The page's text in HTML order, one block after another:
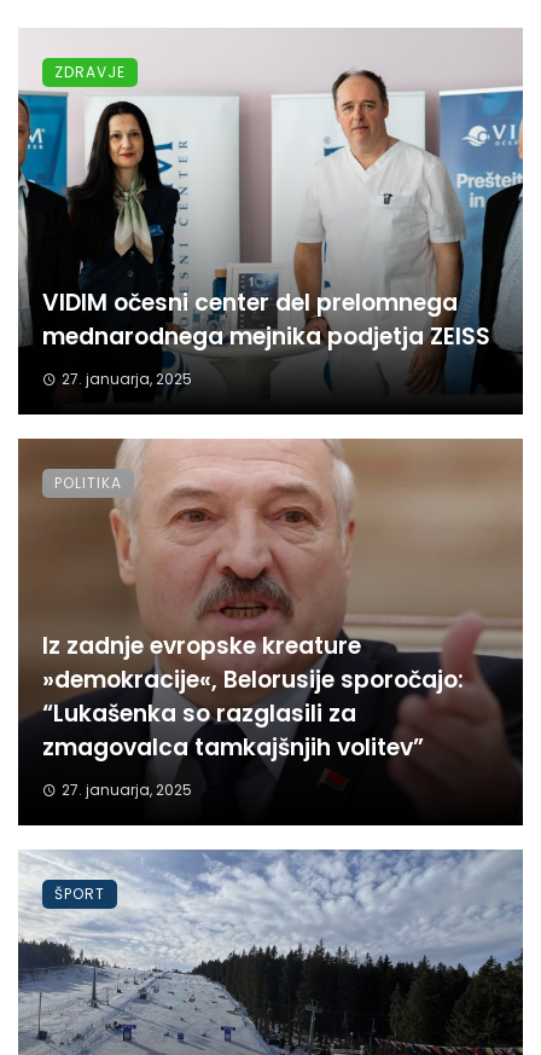
VIDIM očesni center del prelomnega
mednarodnega mejnika podjetja ZEISS
27. januarja, 2025
ZDRAVJE
Iz zadnje evropske kreature
»demokracije«, Belorusije sporočajo:
“Lukašenka so razglasili za
zmagovalca tamkajšnjih volitev”
27. januarja, 2025
POLITIKA
ŠPORT